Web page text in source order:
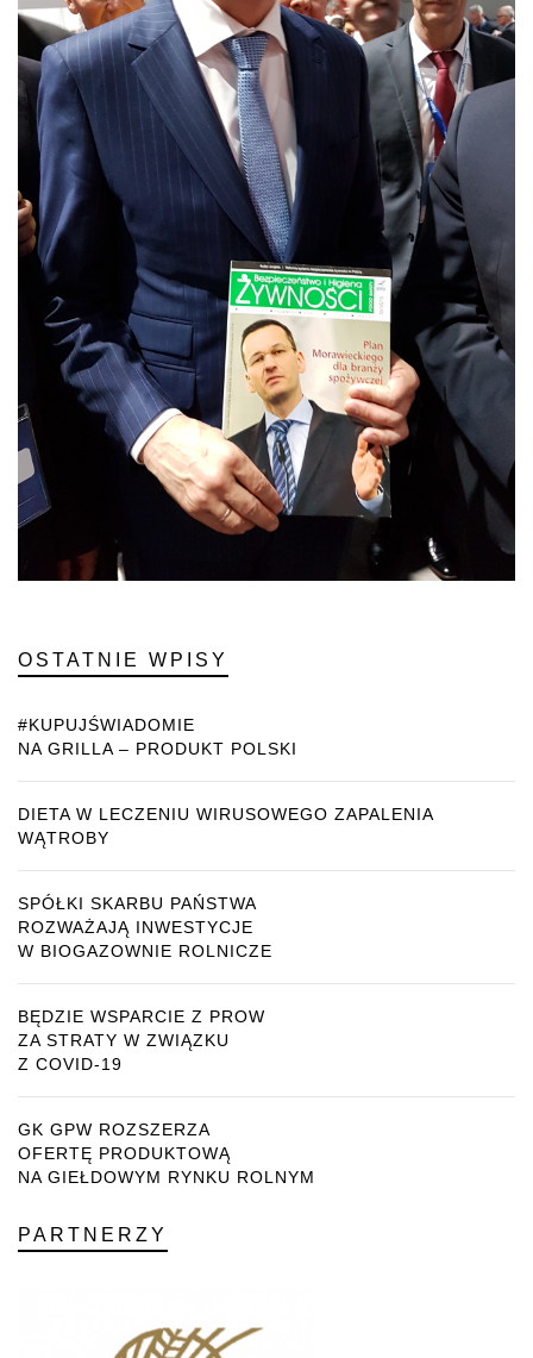
OSTATNIE WPISY
#KUPUJŚWIADOMIE
NA GRILLA – PRODUKT POLSKI
DIETA W LECZENIU WIRUSOWEGO ZAPALENIA
WĄTROBY
SPÓŁKI SKARBU PAŃSTWA
ROZWAŻAJĄ INWESTYCJE
W BIOGAZOWNIE ROLNICZE
BĘDZIE WSPARCIE Z PROW
ZA STRATY W ZWIĄZKU
Z COVID-19
GK GPW ROZSZERZA
OFERTĘ PRODUKTOWĄ
NA GIEŁDOWYM RYNKU ROLNYM
PARTNERZY